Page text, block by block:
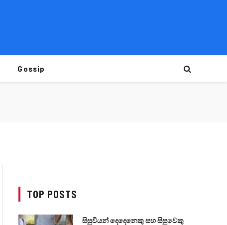
Gossip
TOP POSTS
සිසුවියන් දෙදෙනෙකු සහ සිසුවෙකු